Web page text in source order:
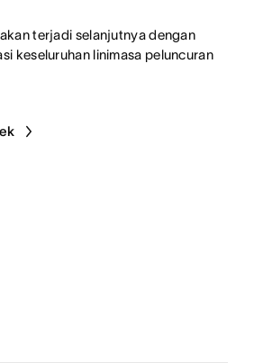
terjadi selanjutnya dengan
keseluruhan linimasa peluncuran